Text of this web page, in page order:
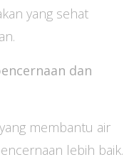
yang sehat
dan
membantu air
lebih baik.